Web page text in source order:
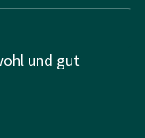
und gut